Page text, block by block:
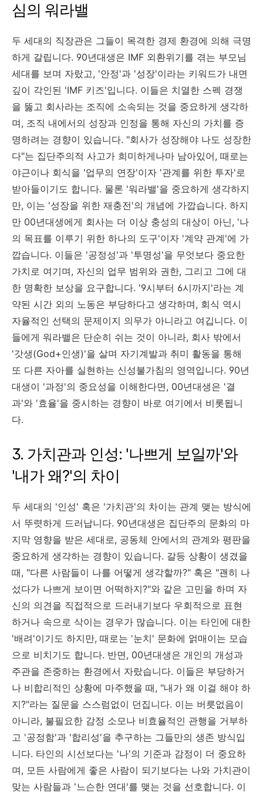
심의 워라밸
두 세대의 직장관은 그들이 목격한 경제 환경에 의해 극명
하게 갈립니다. 90년대생은 IMF 외환위기를 겪는 부모님
세대를 보며 자랐고, '안정'과 '성장'이라는 키워드가 내면
깊이 각인된 'IMF 키즈'입니다. 이들은 치열한 스펙 경쟁
을 뚫고 회사라는 조직에 소속되는 것을 중요하게 생각하
며, 조직 내에서의 성장과 인정을 통해 자신의 가치를 증
명하려는 경향이 있습니다. "회사가 성장해야 나도 성장한
다"는 집단주의적 사고가 희미하게나마 남아있어, 때로는
야근이나 회식을 '업무의 연장'이자 '관계를 위한 투자'로
받아들이기도 합니다. 물론 '워라밸'을 중요하게 생각하지
만, 이는 '성장을 위한 재충전'의 개념에 가깝습니다. 하지
만 00년대생에게 회사는 더 이상 충성의 대상이 아닌, '나
의 목표를 이루기 위한 하나의 도구'이자 '계약 관계'에 가
깝습니다. 이들은 '공정성'과 '투명성'을 무엇보다 중요한
가치로 여기며, 자신의 업무 범위와 권한, 그리고 그에 대
한 명확한 보상을 요구합니다. '9시부터 6시까지'라는 계
약된 시간 외의 노동은 부당하다고 생각하며, 회식 역시
자율적인 선택의 문제이지 의무가 아니라고 여깁니다. 이
들에게 워라밸은 단순히 쉬는 것이 아니라, 회사 밖에서
'갓생(God+인생)'을 살며 자기계발과 취미 활동을 통해
또 다른 자아를 실현하는 신성불가침의 영역입니다. 90년
대생이 '과정'의 중요성을 이해한다면, 00년대생은 '결
과'와 '효율'을 중시하는 경향이 바로 여기에서 비롯됩니
다.
3. 가치관과 인성: '나쁘게 보일까'와
'내가 왜?'의 차이
두 세대의 '인성' 혹은 '가치관'의 차이는 관계 맺는 방식에
서 뚜렷하게 드러납니다. 90년대생은 집단주의 문화의 마
지막 영향을 받은 세대로, 공동체 안에서의 관계와 평판을
중요하게 생각하는 경향이 있습니다. 갈등 상황이 생겼을
때, "다른 사람들이 나를 어떻게 생각할까?" 혹은 "괜히 나
섰다가 나쁘게 보이면 어떡하지?"와 같은 고민을 하며 자
신의 의견을 직접적으로 드러내기보다 우회적으로 표현
하거나 속으로 삭이는 경우가 많습니다. 이는 타인에 대한
'배려'이기도 하지만, 때로는 '눈치' 문화에 얽매이는 모습
으로 비치기도 합니다. 반면, 00년대생은 개인의 개성과
주관을 존중하는 환경에서 자랐습니다. 이들은 부당하거
나 비합리적인 상황에 마주했을 때, "내가 왜 이걸 해야 하
지?"라는 질문을 스스럼없이 던집니다. 이는 버릇없음이
아니라, 불필요한 감정 소모나 비효율적인 관행을 거부하
고 '공정함'과 '합리성'을 추구하는 그들만의 생존 방식입
니다. 타인의 시선보다는 '나'의 기준과 감정이 더 중요하
며, 모든 사람에게 좋은 사람이 되기보다는 나와 가치관이
맞는 사람들과 '느슨한 연대'를 맺는 것을 선호합니다. 이